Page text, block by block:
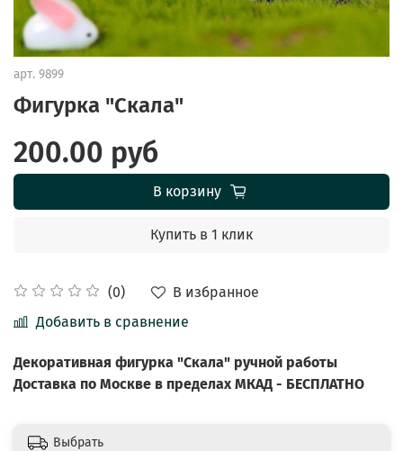
арт. 9899
Фигурка "Скала"
(0)
В избранное
Добавить в сравнение
200.00 руб
В корзину
Купить в 1 клик
Декоративная фигурка "Скала" ручной работы
Доставка по Москве в пределах МКАД - БЕСПЛАТНО
Выбрать